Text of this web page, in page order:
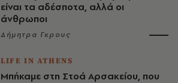
είναι τα αδέσποτα, αλλά οι
άνθρωποι
Δήμητρα Γκρους
LIFE IN ATHENS
Μπήκαμε στη Στοά Αρσακείου, που